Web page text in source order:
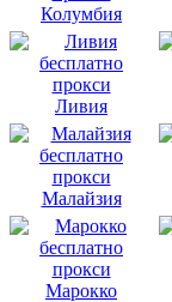
Колумбия
Ливия
Малайзия
Марокко